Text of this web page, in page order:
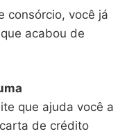
consórcio, você já
acabou de
que ajuda você a
de crédito